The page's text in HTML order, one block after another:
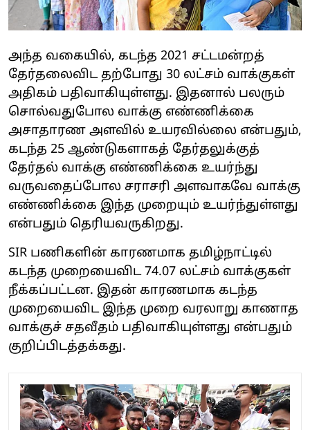
அந்த வகையில், கடந்த 2021 சட்டமன்றத்
தேர்தலைவிட தற்போது 30 லட்சம் வாக்குகள்
அதிகம் பதிவாகியுள்ளது. இதனால் பலரும்
சொல்வதுபோல வாக்கு எண்ணிக்கை
அசாதாரண அளவில் உயரவில்லை என்பதும்,
கடந்த 25 ஆண்டுகளாகத் தேர்தலுக்குத்
தேர்தல் வாக்கு எண்ணிக்கை உயர்ந்து
வருவதைப்போல சராசரி அளவாகவே வாக்கு
எண்ணிக்கை இந்த முறையும் உயர்ந்துள்ளது
என்பதும் தெரியவருகிறது.
SIR பணிகளின் காரணமாக தமிழ்நாட்டில்
கடந்த முறையைவிட 74.07 லட்சம் வாக்குகள்
நீக்கப்பட்டன. இதன் காரணமாக கடந்த
முறையைவிட இந்த முறை வரலாறு காணாத
வாக்குச் சதவீதம் பதிவாகியுள்ளது என்பதும்
குறிப்பிடத்தக்கது.